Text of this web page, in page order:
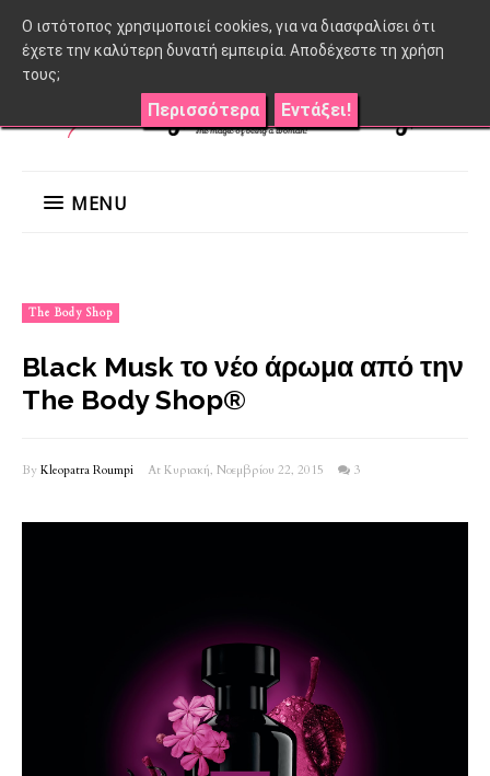
MENU
The Body Shop
Black Musk το νέο άρωμα από την
The Body Shop®
By Kleopatra Roumpi At Κυριακή, Νοεμβρίου 22, 2015 3
O ιστότοπος χρησιμοποιεί cookies, για να διασφαλίσει ότι
έχετε την καλύτερη δυνατή εμπειρία. Αποδέχεστε τη χρήση
τους;
Περισσότερα Εντάξει!